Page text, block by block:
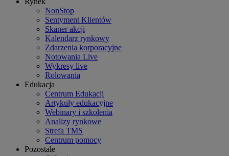
NonStop
Sentyment Klientów
Skaner akcji
Kalendarz rynkowy
Zdarzenia korporacyjne
Notowania Live
Wykresy live
Rolowania
Edukacja
Centrum Edukacji
Artykuły edukacyjne
Webinary i szkolenia
Analizy rynkowe
Strefa TMS
Centrum pomocy
Pozostałe